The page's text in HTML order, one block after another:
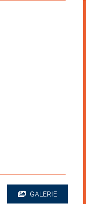
GALERIE